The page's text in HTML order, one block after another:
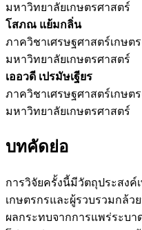
มหาวิทยาลัยเกษตรศาสตร์
โสภณ แย้มกลิ่น
ภาควิชาเศรษฐศาสตร์เกษต
มหาวิทยาลัยเกษตรศาสตร์
เออวดี เปรมัษเฐียร
ภาควิชาเศรษฐศาสตร์เกษต
มหาวิทยาลัยเกษตรศาสตร์
บทคัดย่อ
การวิจัยครั้งนี้มีวัตถุประสง
เกษตรกรและผู้รวบรวมกล้
ผลกระทบจากการแพร่ระบ